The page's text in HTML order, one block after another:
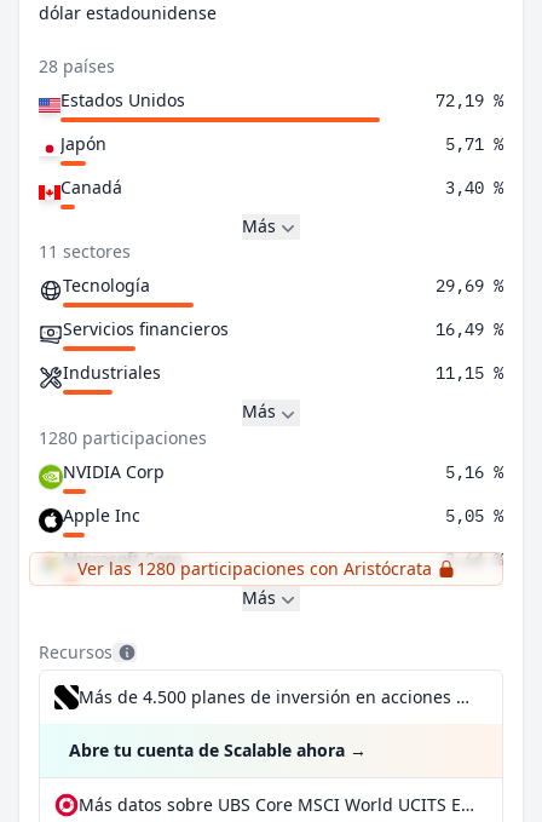
dólar estadounidense
28 países
Estados Unidos
72,19 %
Japón 5,71 %
Canadá 3,40 %
Más
11 sectores
Tecnología
29,69 %
Servicios financieros 16,49 %
Industriales 11,15 %
Más
1280 participaciones
NVIDIA Corp
5,16 %
Apple Inc 5,05 %
Microsoft Corp 3,64 %
Ver las 1280 participaciones con Aristócrata
Más
Recursos
Más de 4.500 planes de inversión en acciones desde 1 €
Abre tu cuenta de Scalable ahora →
Más datos sobre UBS Core MSCI World UCITS ETF USD dis en extraETF